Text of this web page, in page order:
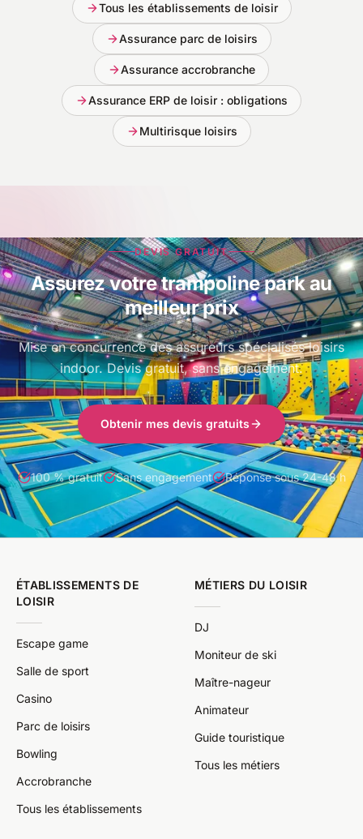
Tous les établissements de loisir
Assurance parc de loisirs
Assurance accrobranche
Assurance ERP de loisir : obligations
Multirisque loisirs
DEVIS GRATUIT
Assurez votre trampoline park au
meilleur prix
Mise en concurrence des assureurs spécialisés loisirs
indoor. Devis gratuit, sans engagement.
Obtenir mes devis gratuits
100 % gratuit Sans engagement Réponse sous 24-48 h
ÉTABLISSEMENTS DE
LOISIR
Escape game
Salle de sport
Casino
Parc de loisirs
Bowling
Accrobranche
Tous les établissements
MÉTIERS DU LOISIR
DJ
Moniteur de ski
Maître-nageur
Animateur
Guide touristique
Tous les métiers